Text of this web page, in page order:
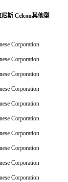
斯 Celcon其他型
Corporation
Corporation
Corporation
Corporation
Corporation
Corporation
Corporation
Corporation
Corporation
Corporation